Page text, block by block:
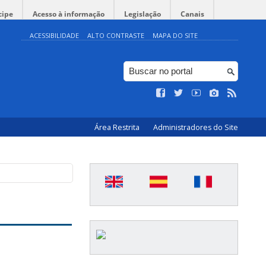
Acesso à informação Legislação Canais
ACESSIBILIDADE ALTO CONTRASTE MAPA DO SITE
Área Restrita Administradores do Site